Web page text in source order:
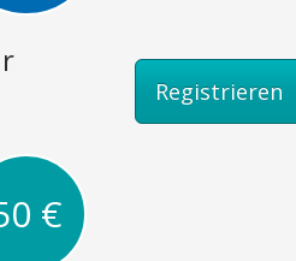
Registrieren
€